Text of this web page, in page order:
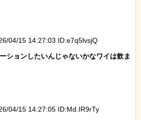
04/15 14:27:03 ID:e7q5lvsjQ
ションしたいんじゃないかなワイは飲ま
04/15 14:27:05 ID:Md.IR9rTy